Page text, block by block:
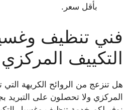
بأقل سعر.
فني تنظيف
التكييف المركزي
هل تنزعج من الروائح الكريهة
المركزي ولا تحصلون على التبريد